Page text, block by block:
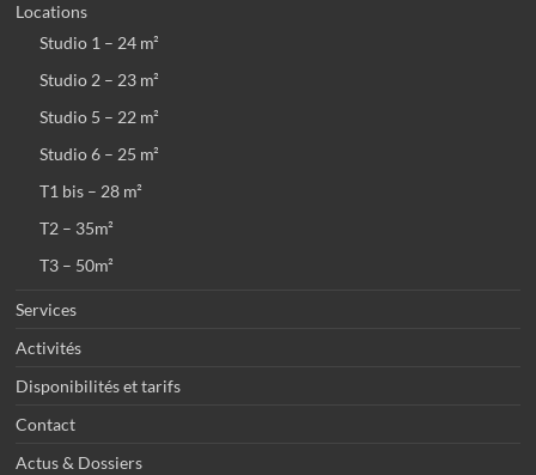
Locations
Studio 1 – 24 m²
Studio 2 – 23 m²
Studio 5 – 22 m²
Studio 6 – 25 m²
T1 bis – 28 m²
T2 – 35m²
T3 – 50m²
Services
Activités
Disponibilités et tarifs
Contact
Actus & Dossiers